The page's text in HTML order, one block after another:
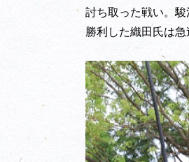
討ち取った戦い。
勝利した織田氏は急